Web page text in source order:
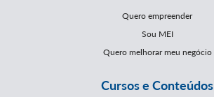
Quero empreender
Sou MEI
Quero melhorar meu negócio
Cursos e Conteúdos